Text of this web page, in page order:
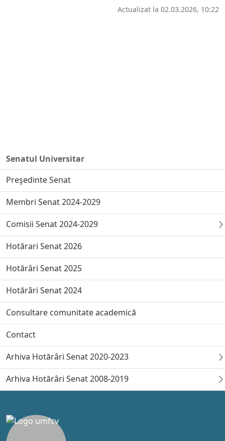
Senatul Universitar
Preşedinte Senat
Membri Senat 2024-2029
Comisii Senat 2024-2029
Hotărari Senat 2026
Hotărâri Senat 2025
Hotărâri Senat 2024
Consultare comunitate academică
Contact
Arhiva Hotărâri Senat 2020-2023
Arhiva Hotărâri Senat 2008-2019
Actualizat la 02.03.2026, 10:22